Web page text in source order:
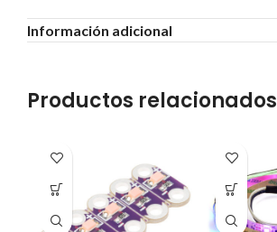
Información adicional
Productos relacionados